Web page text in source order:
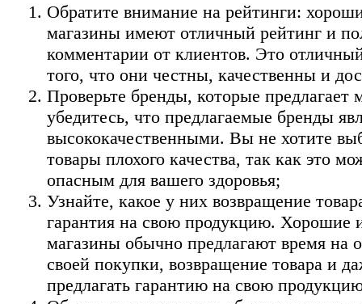
Обратите внимание на рейтинги:
магазины имеют отличный рейтинг и
комментарии от клиентов. Это
того, что они честны, качественны и
Проверьте бренды, которые предлагает
убедитесь, что предлагаемые бренды
высококачественными. Вы не хотите
товары плохого качества, так как это
опасным для вашего здоровья;
Узнайте, какое у них возвращение
гарантия на свою продукцию. Хорошие
магазины обычно предлагают время на
своей покупки, возвращение товара и
предлагать гарантию на свою